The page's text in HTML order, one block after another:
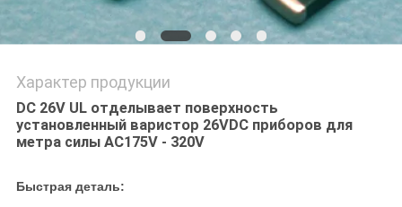
Характер продукции
DC 26V UL отделывает поверхность
установленный варистор 26VDC приборов для
метра силы AC175V - 320V
Быстрая деталь: